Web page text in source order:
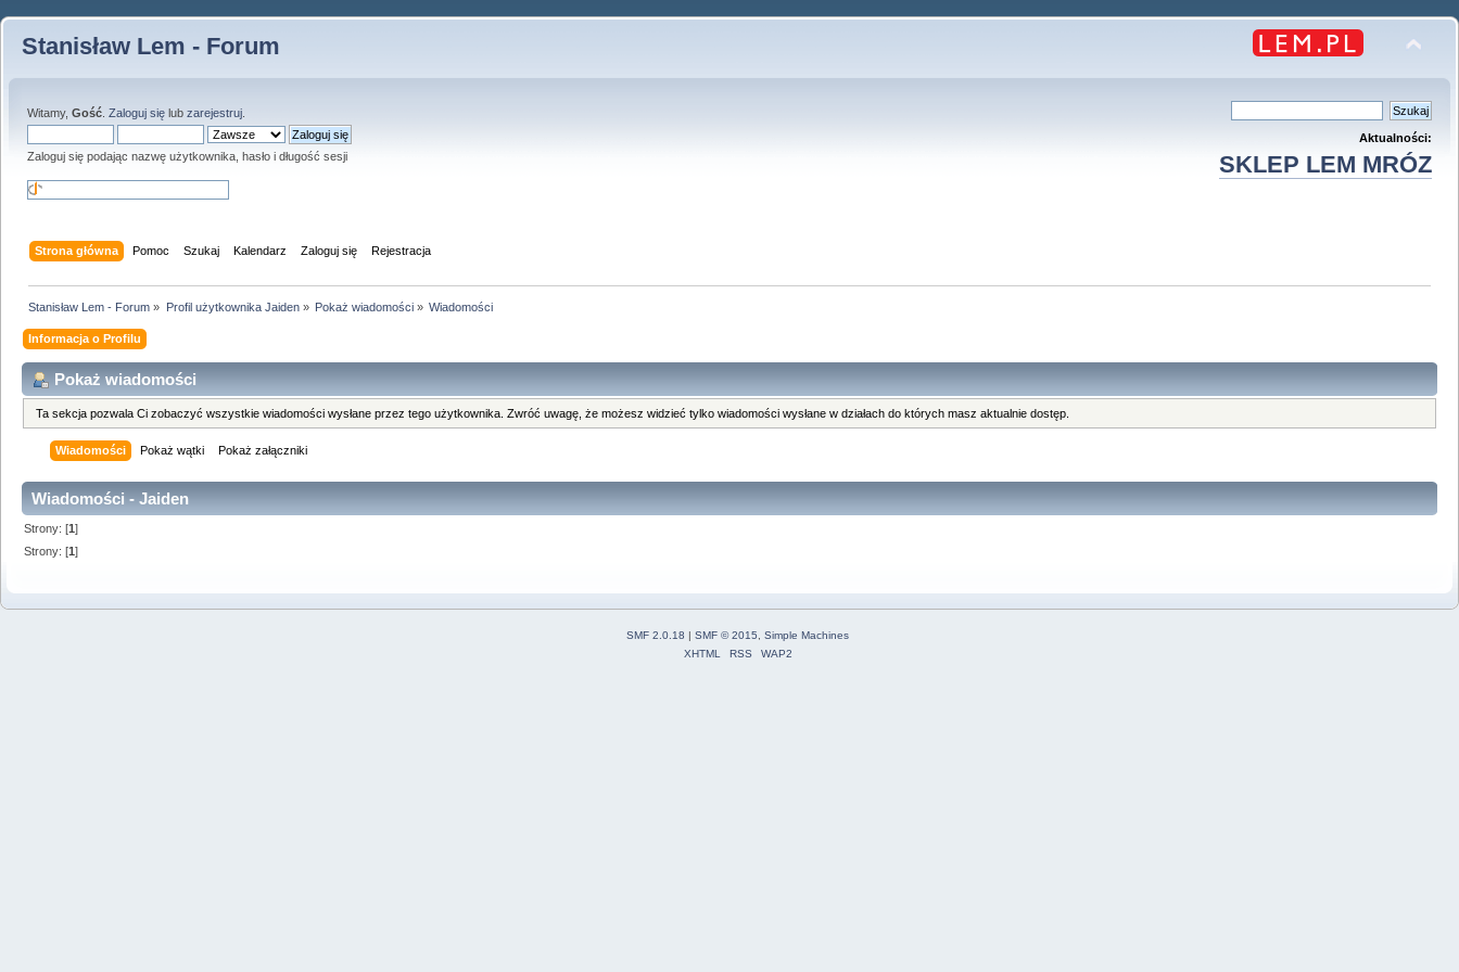
Stanisław Lem - Forum
Witamy, Gość Zaloguj się lub zarejestruj
Zaloguj się podając nazwę użytkownika, hasło i długość sesji
Aktualności:
SKLEP LEM MRÓZ
Strona główna Pomoc Szukaj Kalendarz Zaloguj się Rejestracja
Stanisław Lem - Forum » Profil użytkownika Jaiden» Pokaż wiadomości» Wiadomości
Informacja o Profilu
Pokaż wiadomości
Ta sekcja pozwala Ci zobaczyć wszystkie wiadomości wysłane przez tego użytkownika. Zwróć uwagę, że możesz widzieć tylko wiadomości wysłane w działach do których masz aktualnie dostęp.
Wiadomości Pokaż wątki Pokaż załączniki
Wiadomości - Jaiden
Strony: [1]
Strony: [1]
SMF 2.0.18 SMF © 2015, Simple Machines
XHTML
RSS WAP2